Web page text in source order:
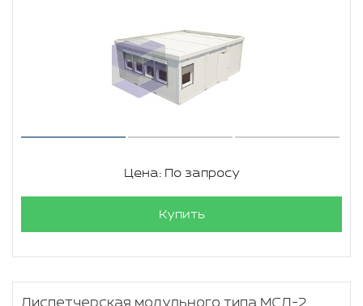
Цена: По запросу
Купить